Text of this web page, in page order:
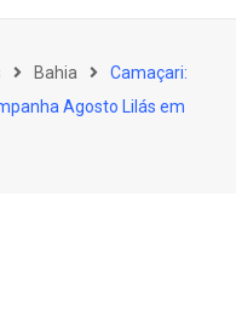
Bahia
Camaçari:
Agosto Lilás em